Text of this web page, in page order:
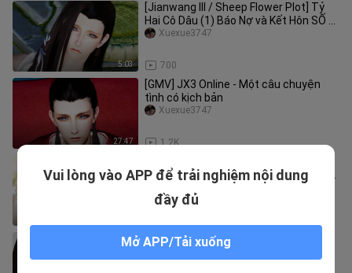
5:03
[Jianwang III / Sheep Flower Plot] Tỷ
Hai Cô Dâu (1) Báo Nợ và Kết Hôn SỐ 2
(Đáp ứng yêu cầu của bạn
700
Xuexue3747
27:47
[GMV] JX3 Online - Một câu chuyện
tình có kịch bản
1.2K
Xuexue3747
dưa xoắn thực sự rất ngọt ngào [Cảnh
[Jian Wang III/Cang Ce/Qixi Fanwai]
Half Life Fate (Đã hoàn thành)
Vui lòng vào APP để trải nghiệm nội dung
đầy đủ
Mở APP/Tải xuống